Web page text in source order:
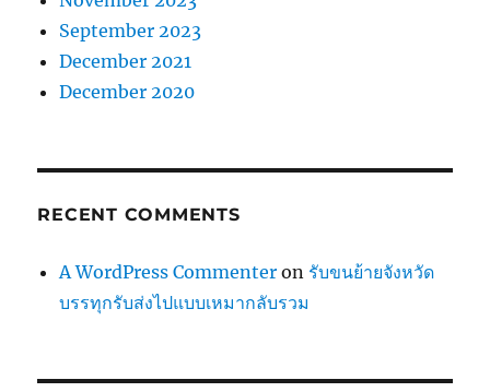
September 2023
December 2021
December 2020
RECENT COMMENTS
A WordPress Commenter on รับขนย้ายจังหวัด
บรรทุกรับส่งไปแบบเหมากลับรวม